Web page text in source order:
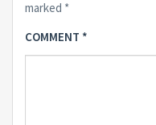
marked *
COMMENT *